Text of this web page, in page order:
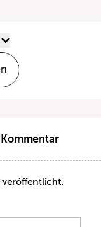
veröffentlicht.